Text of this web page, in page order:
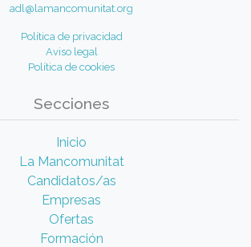
adl@lamancomunitat.org
Política de privacidad
Aviso legal
Política de cookies
Secciones
Inicio
La Mancomunitat
Candidatos/as
Empresas
Ofertas
Formación